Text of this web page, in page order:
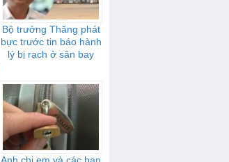
Bộ trưởng Thăng phát
bực trước tin báo hành
lý bị rạch ở sân bay